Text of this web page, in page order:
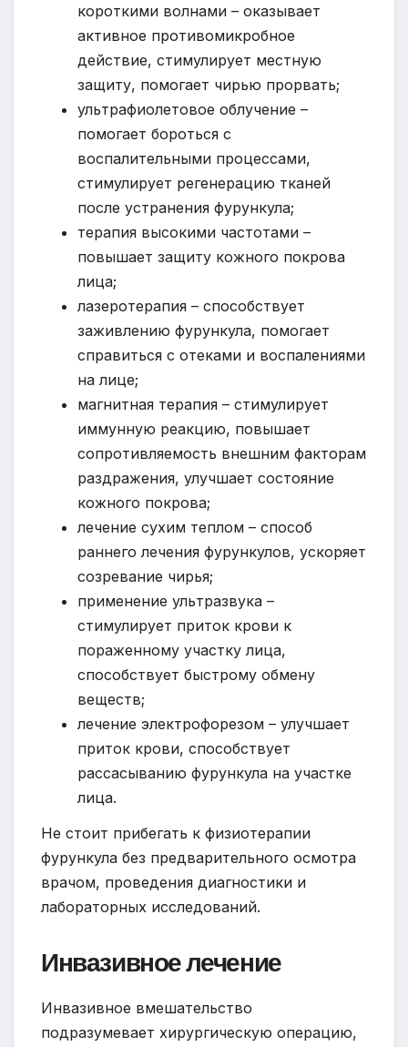
короткими волнами – оказывает
активное противомикробное
действие, стимулирует местную
защиту, помогает чирью прорвать;
ультрафиолетовое облучение –
помогает бороться с
воспалительными процессами,
стимулирует регенерацию тканей
после устранения фурункула;
терапия высокими частотами –
повышает защиту кожного покрова
лица;
лазеротерапия – способствует
заживлению фурункула, помогает
справиться с отеками и воспалениями
на лице;
магнитная терапия – стимулирует
иммунную реакцию, повышает
сопротивляемость внешним факторам
раздражения, улучшает состояние
кожного покрова;
лечение сухим теплом – способ
раннего лечения фурункулов, ускоряет
созревание чирья;
применение ультразвука –
стимулирует приток крови к
пораженному участку лица,
способствует быстрому обмену
веществ;
лечение электрофорезом – улучшает
приток крови, способствует
рассасыванию фурункула на участке
лица.
Не стоит прибегать к физиотерапии
фурункула без предварительного осмотра
врачом, проведения диагностики и
лабораторных исследований.
Инвазивное лечение
Инвазивное вмешательство
подразумевает хирургическую операцию,